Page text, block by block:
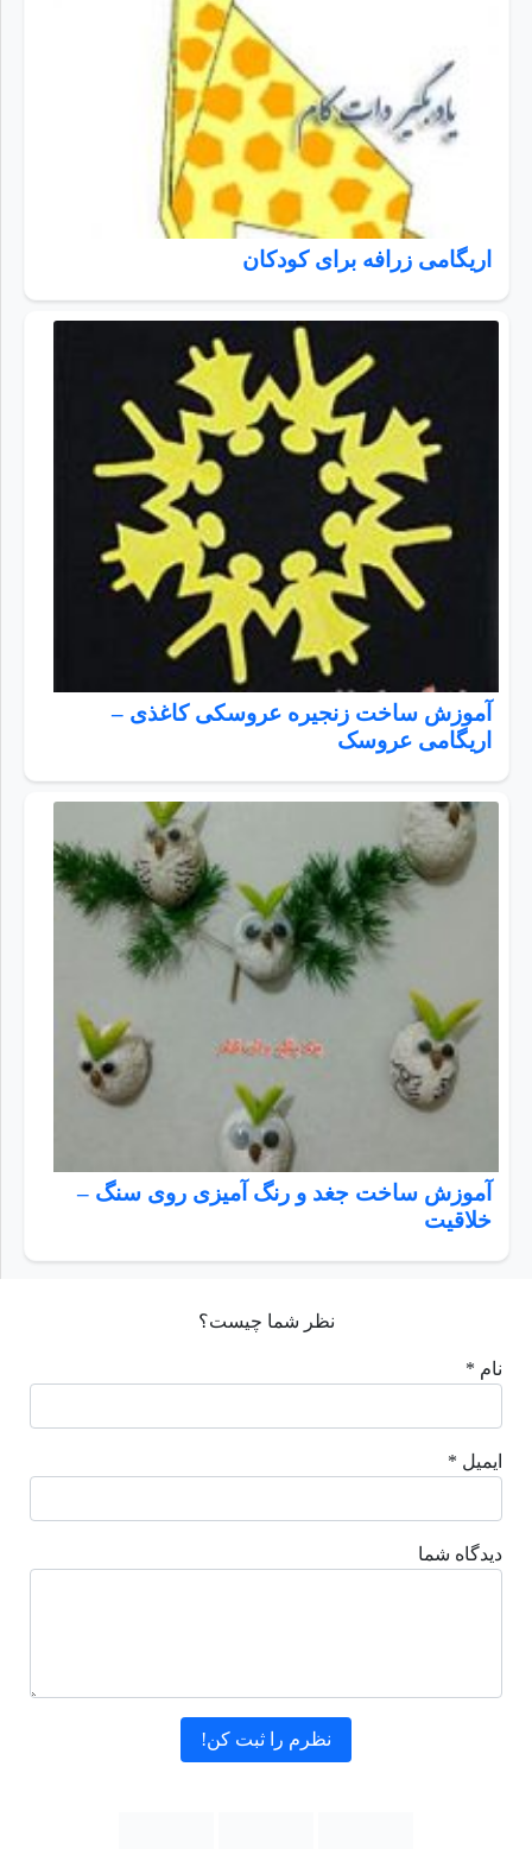
اریگامی زرافه برای کودکان
آموزش ساخت زنجیره عروسکی کاغذی –
اریگامی عروسک
آموزش ساخت جغد و رنگ آمیزی روی سنگ –
خلاقیت
نظر شما چیست؟
نام *
ایمیل *
دیدگاه شما